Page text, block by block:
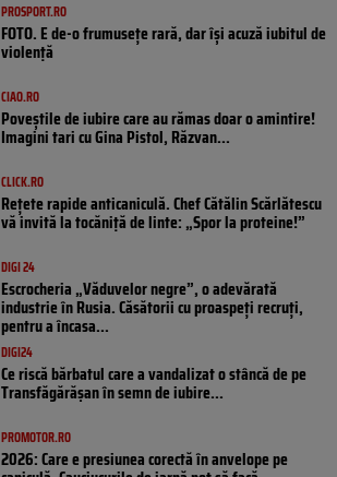
PROSPORT.RO
FOTO. E de-o frumusețe rară, dar își acuză iubitul de
violență
CIAO.RO
Poveştile de iubire care au rămas doar o amintire!
Imagini tari cu Gina Pistol, Răzvan...
CLICK.RO
Rețete rapide anticaniculă. Chef Cătălin Scărlătescu
vă invită la tocăniță de linte: „Spor la proteine!”
DIGI 24
Escrocheria „Văduvelor negre”, o adevărată
industrie în Rusia. Căsătorii cu proaspeți recruți,
pentru a încasa...
DIGI24
Ce riscă bărbatul care a vandalizat o stâncă de pe
Transfăgărășan în semn de iubire...
PROMOTOR.RO
2026: Care e presiunea corectă în anvelope pe